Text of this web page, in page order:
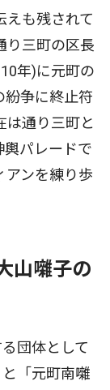
えも残されて
り三町の区長
年)に元町の
紛争に終止符
は通り三町と
輿パレードで
アンを練り歩
山囃子の
団体として
「元町南囃